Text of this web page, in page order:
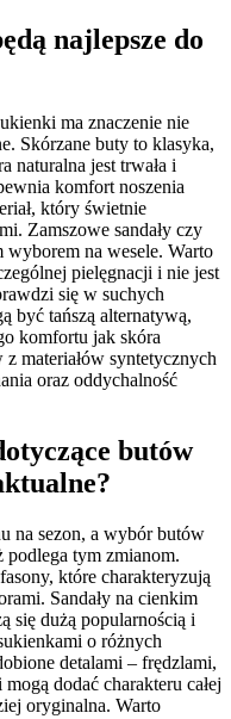
najlepsze do
ma znaczenie nie
Skórzane buty to klasyka,
naturalna jest trwała i
komfort noszenia
który świetnie
Zamszowe sandały czy
wyborem na wesele. Warto
pielęgnacji i nie jest
się w suchych
być tańszą alternatywą,
komfortu jak skóra
materiałów syntetycznych
oraz oddychalność
butów
na sezon, a wybór butów
tym zmianom.
które charakteryzują
Sandały na cienkim
się dużą popularnością i
o różnych
detalami – frędzlami,
dodać charakteru całej
oryginalna. Warto